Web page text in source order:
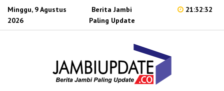
Minggu, 9 Agustus
2026
Berita Jambi
Paling Update
21:32:32